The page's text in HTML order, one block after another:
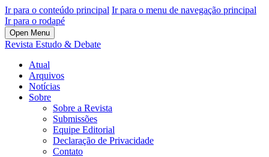
Ir para o conteúdo principal Ir para o menu de navegação principal
Ir para o rodapé
Open Menu
Revista Estudo & Debate
Atual
Arquivos
Notícias
Sobre
Sobre a Revista
Submissões
Equipe Editorial
Declaração de Privacidade
Contato